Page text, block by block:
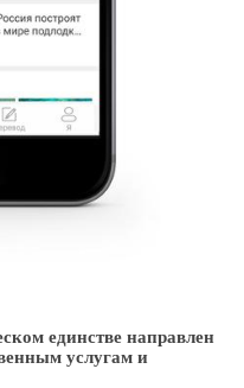
единстве направлен
услугам и